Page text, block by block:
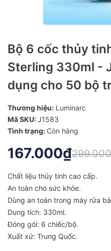
Bộ 6 cốc thủy
Sterling 330ml -
dụng cho 50 bộ
Thương hiệu: Luminarc
Mã SKU:J1583
Tình trạng: Còn hàng
167.000₫
Chất liệu thủy tinh cao cấp.
An toàn cho sức khỏe.
Dùng an toàn trong máy rửa
Dung tích: 330ml.
Đóng gói: 6 chiếc/bộ.
Xuất xứ: Trung Quốc.